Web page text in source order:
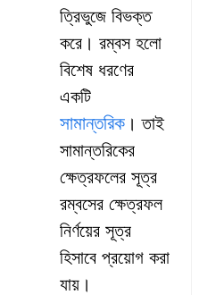
ত্রিভুজে বিভক্ত
করে। রম্বস হলো
বিশেষ ধরণের
একটি
সামান্তরিক । তাই
সামান্তরিকের
ক্ষেত্রফলের সূত্র
রম্বসের ক্ষেত্রফল
নির্ণয়ের সূত্র
হিসাবে প্রয়োগ করা
যায়।